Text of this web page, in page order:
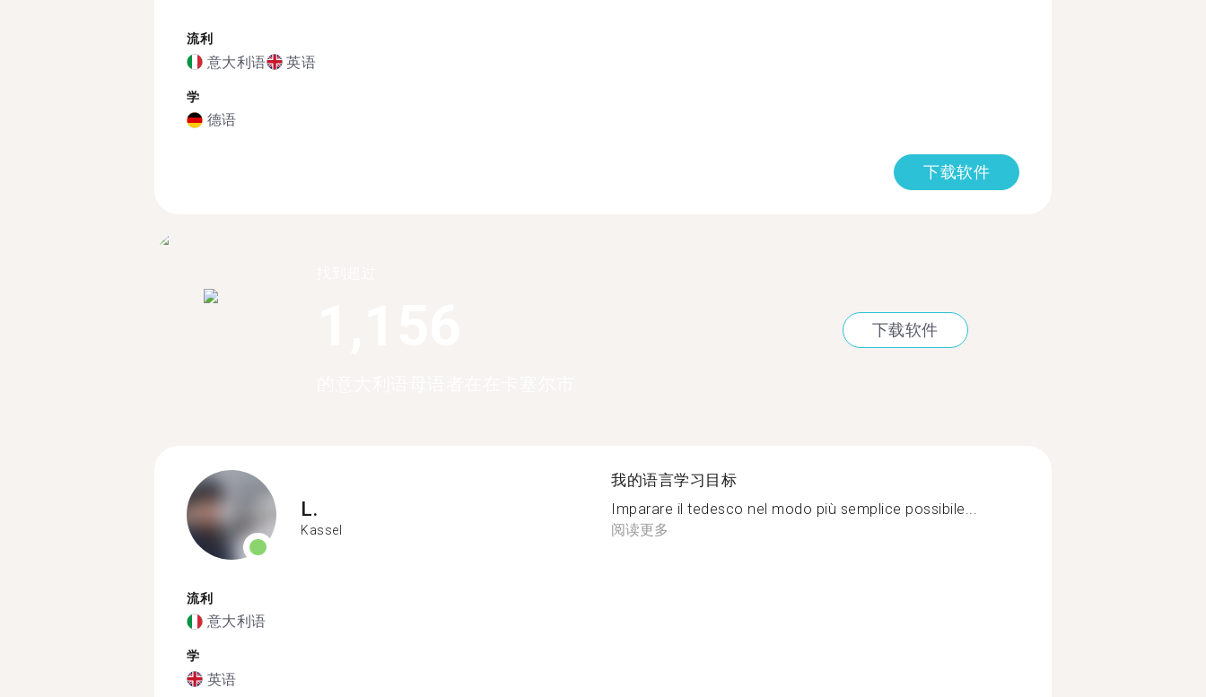
流利
意大利语 英语
学
德语
下载软件
下载软件
L.
Kassel
流利
意大利语
学
英语
我的语言学习目标
Imparare il tedesco nel modo più semplice possibile...
阅读更多